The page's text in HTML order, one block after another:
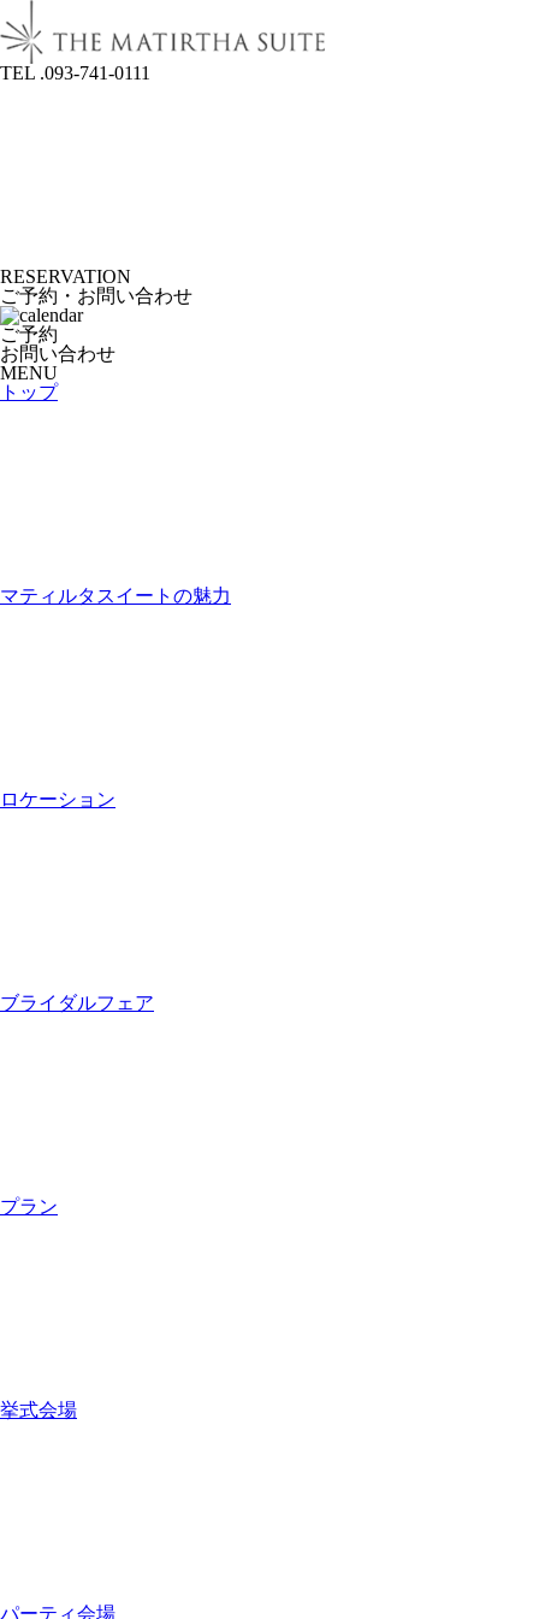
TEL .093-741-0111
RESERVATION
ご予約・お問い合わせ
ご予約
お問い合わせ
MENU
トップ
マティルタスイートの魅力
ロケーション
ブライダルフェア
プラン
挙式会場
パーティ会場